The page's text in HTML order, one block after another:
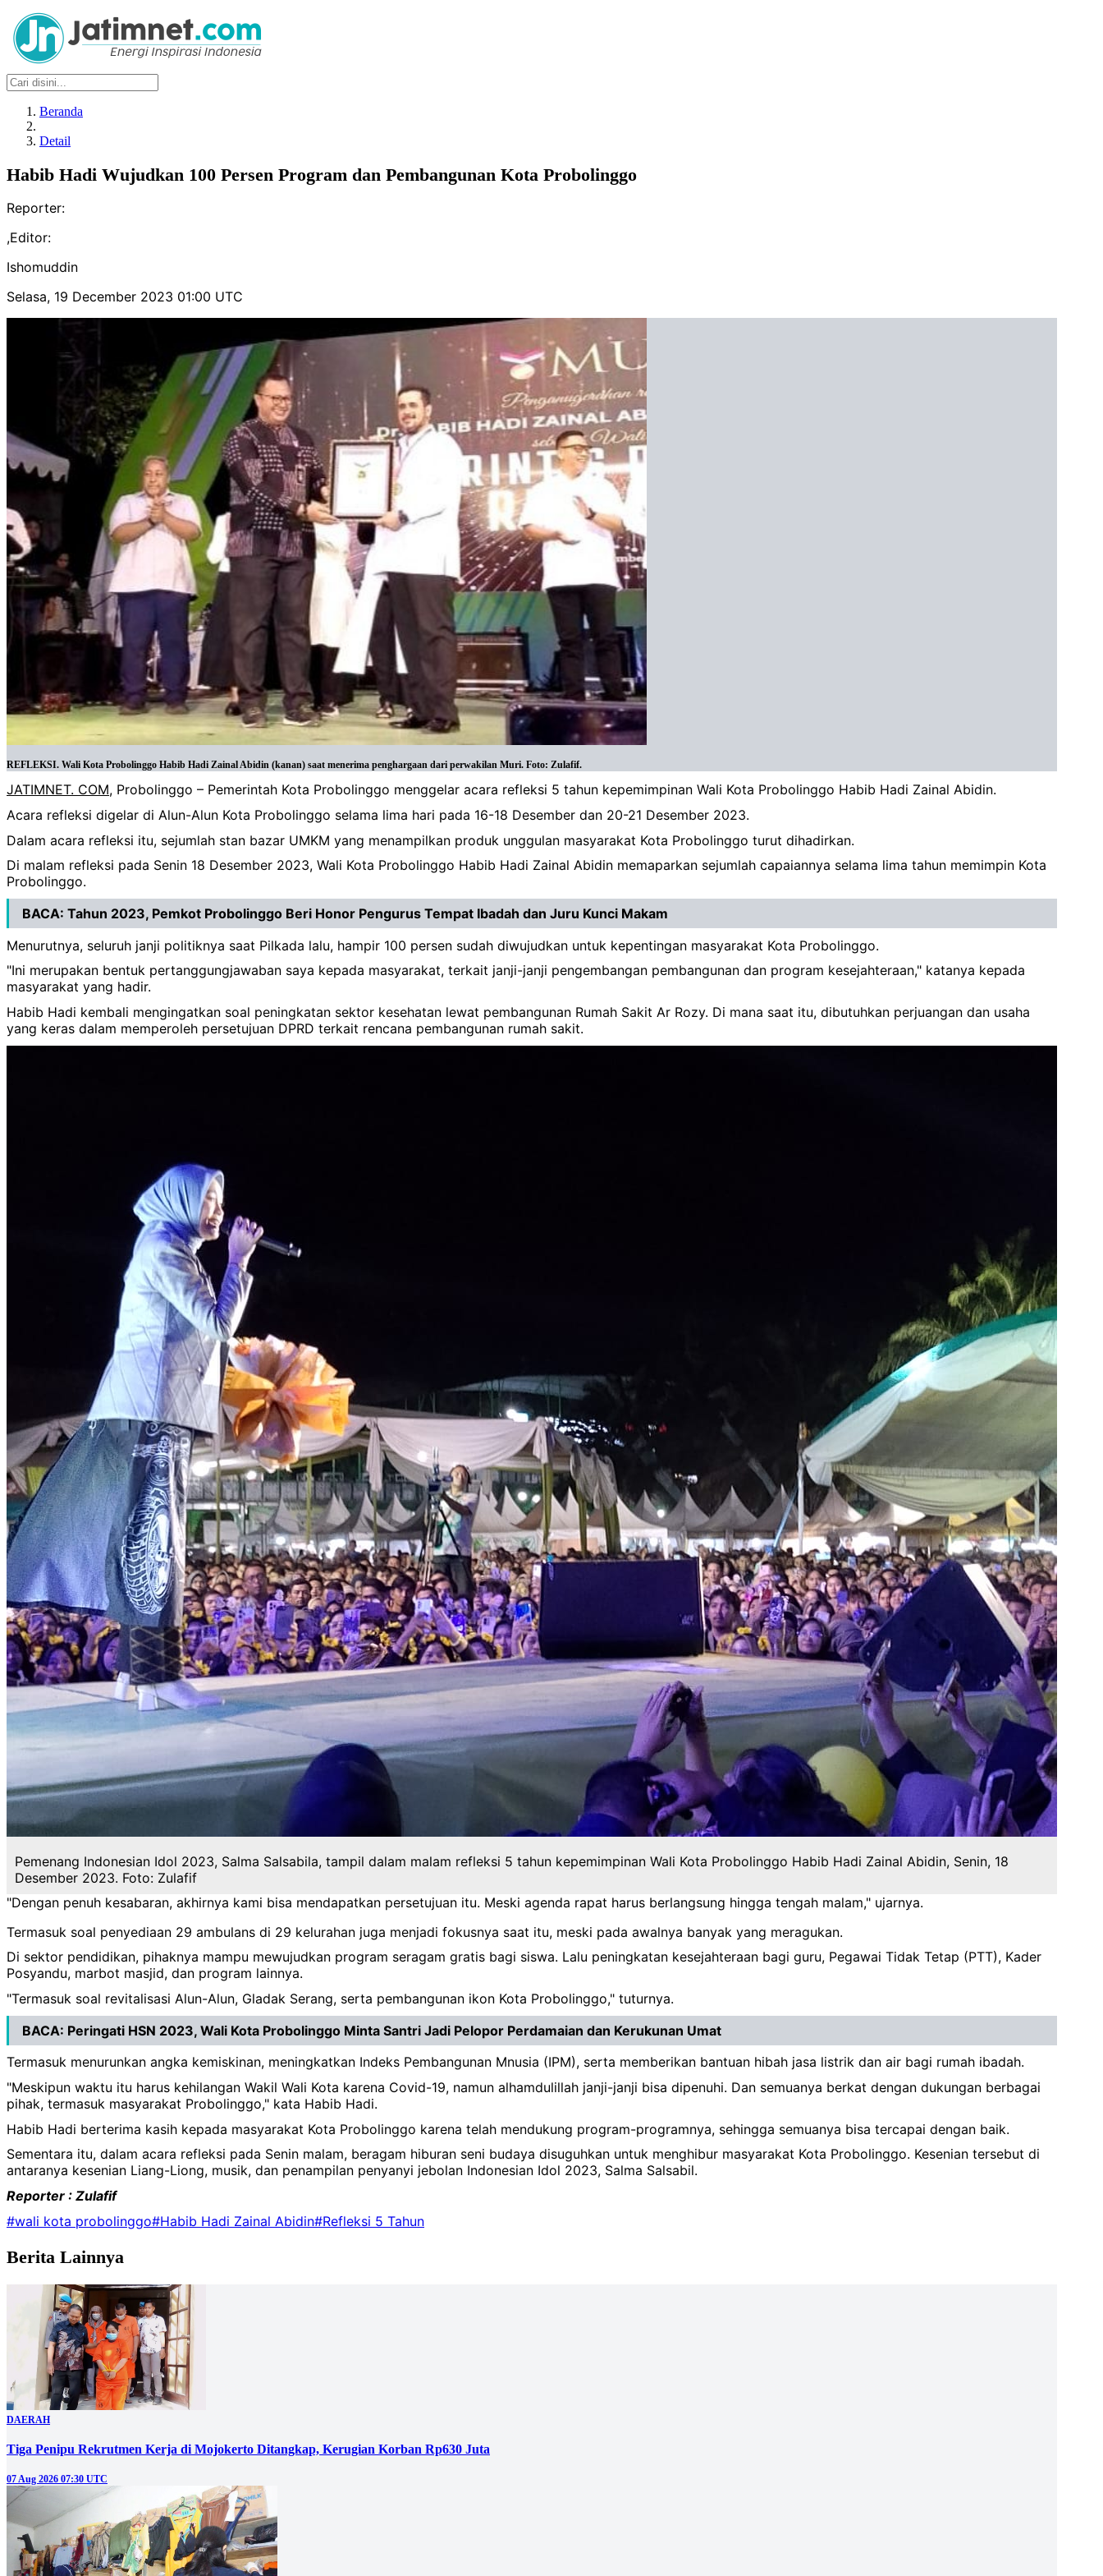
Beranda
Detail
Habib Hadi Wujudkan 100 Persen Program dan Pembangunan Kota Probolinggo
Reporter:
,Editor:
Ishomuddin
Selasa, 19 December 2023 01:00 UTC
REFLEKSI. Wali Kota Probolinggo Habib Hadi Zainal Abidin (kanan) saat menerima penghargaan dari perwakilan Muri. Foto: Zulafif.
JATIMNET. COM, Probolinggo – Pemerintah Kota Probolinggo menggelar acara refleksi 5 tahun kepemimpinan Wali Kota Probolinggo Habib Hadi Zainal Abidin.
Acara refleksi digelar di Alun-Alun Kota Probolinggo selama lima hari pada 16-18 Desember dan 20-21 Desember 2023.
Dalam acara refleksi itu, sejumlah stan bazar UMKM yang menampilkan produk unggulan masyarakat Kota Probolinggo turut dihadirkan.
Di malam refleksi pada Senin 18 Desember 2023, Wali Kota Probolinggo Habib Hadi Zainal Abidin memaparkan sejumlah capaiannya selama lima tahun memimpin Kota
Probolinggo.
BACA: Tahun 2023, Pemkot Probolinggo Beri Honor Pengurus Tempat Ibadah dan Juru Kunci Makam
Menurutnya, seluruh janji politiknya saat Pilkada lalu, hampir 100 persen sudah diwujudkan untuk kepentingan masyarakat Kota Probolinggo.
"Ini merupakan bentuk pertanggungjawaban saya kepada masyarakat, terkait janji-janji pengembangan pembangunan dan program kesejahteraan," katanya kepada
masyarakat yang hadir.
Habib Hadi kembali mengingatkan soal peningkatan sektor kesehatan lewat pembangunan Rumah Sakit Ar Rozy. Di mana saat itu, dibutuhkan perjuangan dan usaha
yang keras dalam memperoleh persetujuan DPRD terkait rencana pembangunan rumah sakit.
Pemenang Indonesian Idol 2023, Salma Salsabila, tampil dalam malam refleksi 5 tahun kepemimpinan Wali Kota Probolinggo Habib Hadi Zainal Abidin, Senin, 18
Desember 2023. Foto: Zulafif
"Dengan penuh kesabaran, akhirnya kami bisa mendapatkan persetujuan itu. Meski agenda rapat harus berlangsung hingga tengah malam," ujarnya.
Termasuk soal penyediaan 29 ambulans di 29 kelurahan juga menjadi fokusnya saat itu, meski pada awalnya banyak yang meragukan.
Di sektor pendidikan, pihaknya mampu mewujudkan program seragam gratis bagi siswa. Lalu peningkatan kesejahteraan bagi guru, Pegawai Tidak Tetap (PTT), Kader
Posyandu, marbot masjid, dan program lainnya.
"Termasuk soal revitalisasi Alun-Alun, Gladak Serang, serta pembangunan ikon Kota Probolinggo," tuturnya.
BACA: Peringati HSN 2023, Wali Kota Probolinggo Minta Santri Jadi Pelopor Perdamaian dan Kerukunan Umat
Termasuk menurunkan angka kemiskinan, meningkatkan Indeks Pembangunan Mnusia (IPM), serta memberikan bantuan hibah jasa listrik dan air bagi rumah ibadah.
"Meskipun waktu itu harus kehilangan Wakil Wali Kota karena Covid-19, namun alhamdulillah janji-janji bisa dipenuhi. Dan semuanya berkat dengan dukungan berbagai
pihak, termasuk masyarakat Probolinggo," kata Habib Hadi.
Habib Hadi berterima kasih kepada masyarakat Kota Probolinggo karena telah mendukung program-programnya, sehingga semuanya bisa tercapai dengan baik.
Sementara itu, dalam acara refleksi pada Senin malam, beragam hiburan seni budaya disuguhkan untuk menghibur masyarakat Kota Probolinggo. Kesenian tersebut di
antaranya kesenian Liang-Liong, musik, dan penampilan penyanyi jebolan Indonesian Idol 2023, Salma Salsabil.
Reporter : Zulafif
#wali kota probolinggo#Habib Hadi Zainal Abidin#Refleksi 5 Tahun
Berita Lainnya
DAERAH
Tiga Penipu Rekrutmen Kerja di Mojokerto Ditangkap, Kerugian Korban Rp630 Juta
07 Aug 2026 07:30 UTC